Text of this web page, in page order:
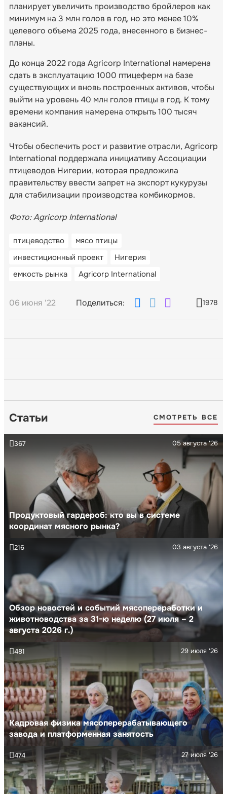
планирует увеличить производство бройлеров как
минимум на 3 млн голов в год, но это менее 10%
целевого объема 2025 года, внесенного в бизнес-
планы.
До конца 2022 года Agricorp International намерена
сдать в эксплуатацию 1000 птицеферм на базе
существующих и вновь построенных активов, чтобы
выйти на уровень 40 млн голов птицы в год. К тому
времени компания намерена открыть 100 тысяч
вакансий.
Чтобы обеспечить рост и развитие отрасли, Agricorp
International поддержала инициативу Ассоциации
птицеводов Нигерии, которая предложила
правительству ввести запрет на экспорт кукурузы
для стабилизации производства комбикормов.
Фото: Agricorp International
птицеводство
мясо птицы
инвестиционный проект
Нигерия
емкость рынка
Agricorp International
06 июня '22 Поделиться: 1978
Статьи СМОТРЕТЬ ВСЕ
Продуктовый гардероб: кто вы в системе
координат мясного рынка?
05 августа '26
367
Обзор новостей и событий мясопереработки и
животноводства за 31-ю неделю (27 июля – 2
августа 2026 г.)
03 августа '26
216
Кадровая физика мясоперерабатывающего
завода и платформенная занятость
29 июля '26
481
27 июля '26
474